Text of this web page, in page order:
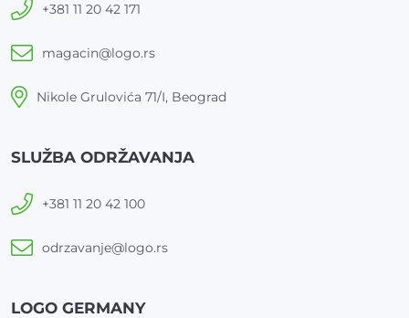
+381 11 20 42 171
magacin@logo.rs
Nikole Grulovića 71/I, Beograd
SLUŽBA ODRŽAVANJA
+381 11 20 42 100
odrzavanje@logo.rs
LOGO GERMANY